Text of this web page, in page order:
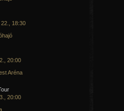
18:30
20:00
Aréna
20:00